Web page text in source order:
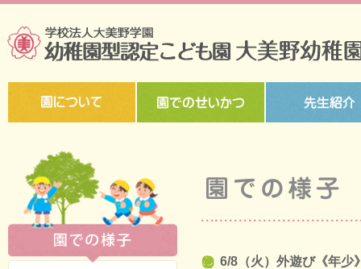
6/8（火）外遊び《年少